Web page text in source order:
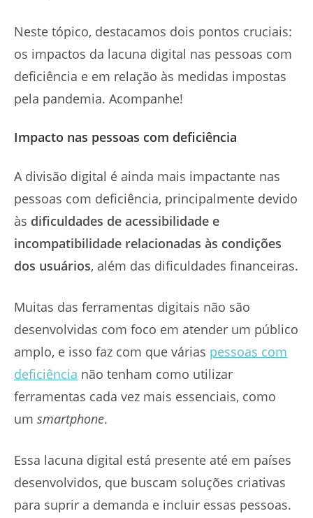
Neste tópico, destacamos dois pontos cruciais:
os impactos da lacuna digital nas pessoas com
deficiência e em relação às medidas impostas
pela pandemia. Acompanhe!
Impacto nas pessoas com deficiência
A divisão digital é ainda mais impactante nas
pessoas com deficiência, principalmente devido
às dificuldades de acessibilidade e
incompatibilidade relacionadas às condições
dos usuários, além das dificuldades financeiras.
Muitas das ferramentas digitais não são
desenvolvidas com foco em atender um público
amplo, e isso faz com que várias pessoas com
deficiência não tenham como utilizar
ferramentas cada vez mais essenciais, como
um smartphone.
Essa lacuna digital está presente até em países
desenvolvidos, que buscam soluções criativas
para suprir a demanda e incluir essas pessoas.